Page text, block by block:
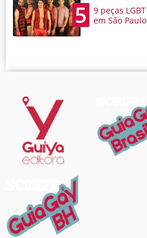
5
9 peças
em São Paulo